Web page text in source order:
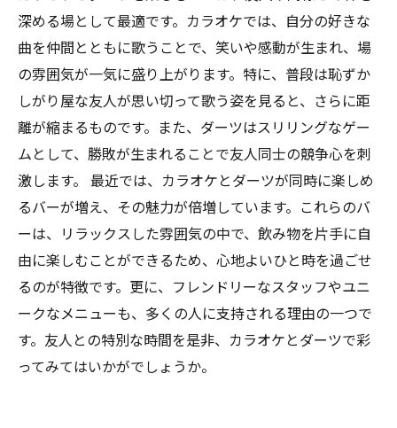
深める場として最適です。カラオケでは、自分の好きな
曲を仲間とともに歌うことで、笑いや感動が生まれ、場
の雰囲気が一気に盛り上がります。特に、普段は恥ずか
しがり屋な友人が思い切って歌う姿を見ると、さらに距
離が縮まるものです。また、ダーツはスリリングなゲー
ムとして、勝敗が生まれることで友人同士の競争心を刺
激します。 最近では、カラオケとダーツが同時に楽しめ
るバーが増え、その魅力が倍増しています。これらのバ
ーは、リラックスした雰囲気の中で、飲み物を片手に自
由に楽しむことができるため、心地よいひと時を過ごせ
るのが特徴です。更に、フレンドリーなスタッフやユニ
ークなメニューも、多くの人に支持される理由の一つで
す。友人との特別な時間を是非、カラオケとダーツで彩
ってみてはいかがでしょうか。